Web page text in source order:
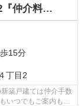
』新築戸建て
15分
４丁目2
築戸建ては仲介手数
いつでもご案内もさ